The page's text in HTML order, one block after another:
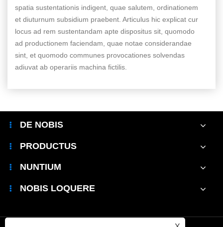
spatia sustentationis indigent, quae salutem, ordinationem
et diuturnum subsidium praebent. Articulus hic explicat cur
locus ad rem sustentandam apte dispositus sit, quomodo
ad productionem faciendam, quae notae considerandae
sint, et quomodo communes provocationes solvendas
adiuvat ab operariis machina fictilis.
DE NOBIS
PRODUCTUS
NUNTIUM
NOBIS LOQUERE